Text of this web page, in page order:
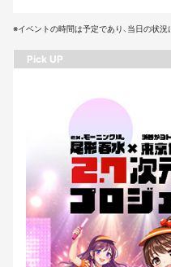
※イベントの時間は予定であり、当日の状
Pick UP